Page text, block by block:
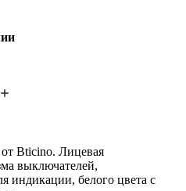
Bticino. Лицевая
выключателей,
индикации, белого цвета с